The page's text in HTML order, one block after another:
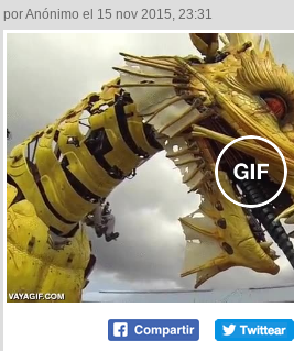
por Anónimo el 15 nov 2015, 23:31